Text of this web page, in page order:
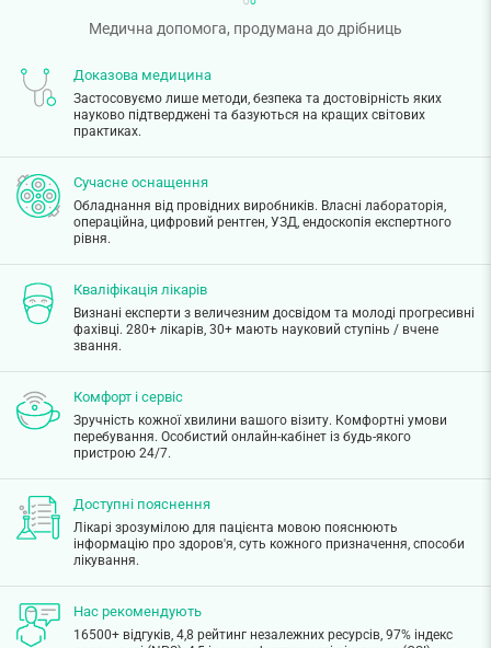
Медична допомога, продумана до дрібниць
Доказова медицина
Застосовуємо лише методи, безпека та достовірність яких
науково підтверджені та базуються на кращих світових
практиках.
Сучасне оснащення
Обладнання від провідних виробників. Власні лабораторія,
операційна, цифровий рентген, УЗД, ендоскопія експертного
рівня.
Кваліфікація лікарів
Визнані експерти з величезним досвідом та молоді прогресивні
фахівці. 280+ лікарів, 30+ мають науковий ступінь / вчене
звання.
Комфорт і сервіс
Зручність кожної хвилини вашого візиту. Комфортні умови
перебування. Особистий онлайн-кабінет із будь-якого
пристрою 24/7.
Доступні пояснення
Лікарі зрозумілою для пацієнта мовою пояснюють
інформацію про здоров'я, суть кожного призначення, способи
лікування.
Нас рекомендують
16500+ відгуків, 4,8 рейтинг незалежних ресурсів, 97% індекс